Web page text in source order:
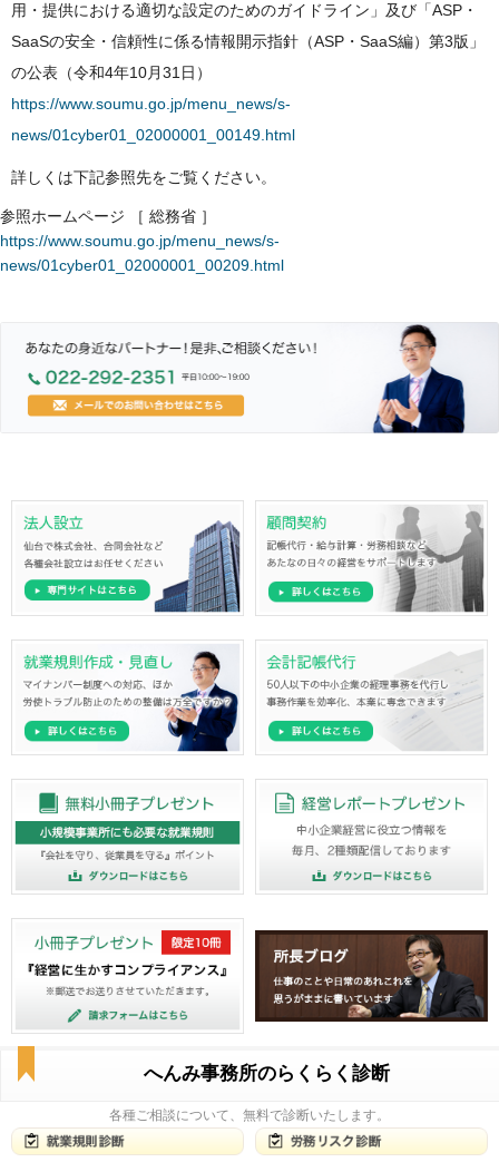
用・提供における適切な設定のためのガイドライン」及び「ASP・
SaaSの安全・信頼性に係る情報開示指針（ASP・SaaS編）第3版」
の公表（令和4年10月31日）
https://www.soumu.go.jp/menu_news/s-
news/01cyber01_02000001_00149.html
詳しくは下記参照先をご覧ください。
参照ホームページ ［ 総務省 ］
https://www.soumu.go.jp/menu_news/s-
news/01cyber01_02000001_00209.html
へんみ事務所のらくらく診断
各種ご相談について、無料で診断いたします。